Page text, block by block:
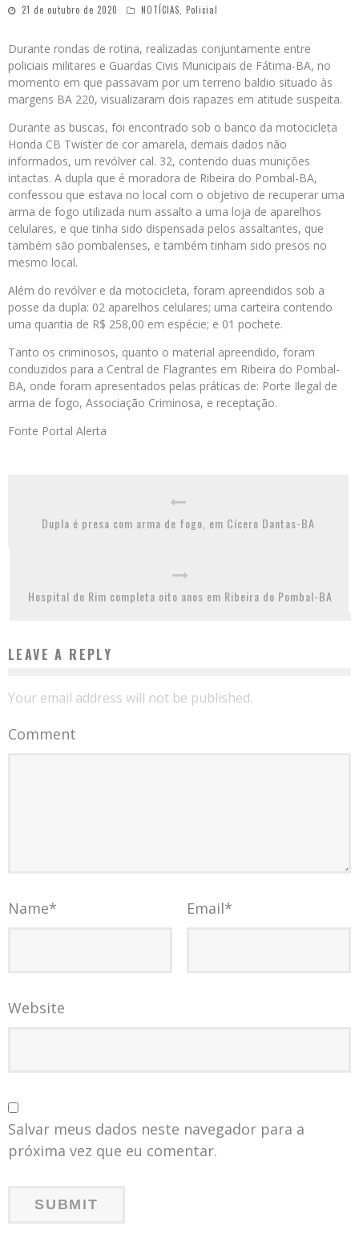
21 de outubro de 2020 NOTÍCIAS Policial
Durante rondas de rotina, realizadas conjuntamente entre
policiais militares e Guardas Civis Municipais de Fátima-BA, no
momento em que passavam por um terreno baldio situado às
margens BA 220, visualizaram dois rapazes em atitude suspeita.
Durante as buscas, foi encontrado sob o banco da motocicleta
Honda CB Twister de cor amarela, demais dados não
informados, um revólver cal. 32, contendo duas munições
intactas. A dupla que é moradora de Ribeira do Pombal-BA,
confessou que estava no local com o objetivo de recuperar uma
arma de fogo utilizada num assalto a uma loja de aparelhos
celulares, e que tinha sido dispensada pelos assaltantes, que
também são pombalenses, e também tinham sido presos no
mesmo local.
Além do revólver e da motocicleta, foram apreendidos sob a
posse da dupla: 02 aparelhos celulares; uma carteira contendo
uma quantia de R$ 258,00 em espécie; e 01 pochete.
Tanto os criminosos, quanto o material apreendido, foram
conduzidos para a Central de Flagrantes em Ribeira do Pombal-
BA, onde foram apresentados pelas práticas de: Porte Ilegal de
arma de fogo, Associação Criminosa, e receptação.
Fonte Portal Alerta
Dupla é presa com arma de fogo, em Cícero Dantas-BA
Hospital do Rim completa oito anos em Ribeira do Pombal-BA
LEAVE A REPLY
Your email address will not be published.
Comment
Name* Email*
Website
Salvar meus dados neste navegador para a
próxima vez que eu comentar.